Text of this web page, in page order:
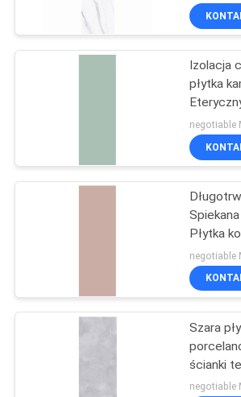
Gres
wyglądzie
Gres
Cement Look
Płytka
Izolacja
płytka
grubości
negotiable
Płytka
negotiable
Szara
ścianki
negotiable